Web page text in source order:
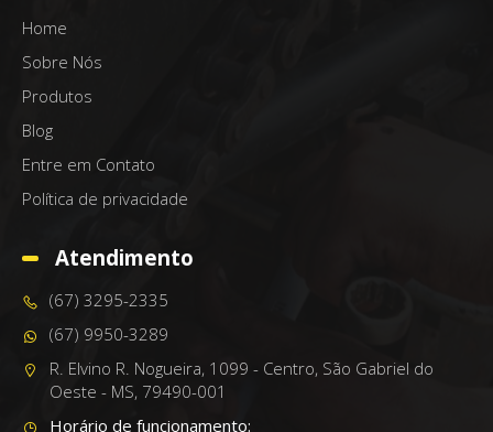
Home
Sobre Nós
Produtos
Blog
Entre em Contato
Política de privacidade
Atendimento
(67) 3295-2335
(67) 9950-3289
R. Elvino R. Nogueira, 1099 - Centro, São Gabriel do
Oeste - MS, 79490-001
Horário de funcionamento: